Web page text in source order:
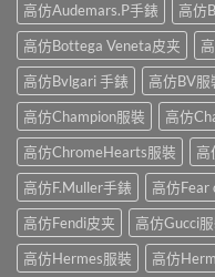
高仿Audemars.P手錶
高仿
高仿Bottega Veneta皮夹
高仿Bvlgari 手錶
高仿BV服
高仿Champion服裝
高仿
高仿ChromeHearts服裝
高
高仿F.Muller手錶
高仿Fear
高仿Fendi皮夹
高仿Gucci
高仿Hermes服裝
高仿